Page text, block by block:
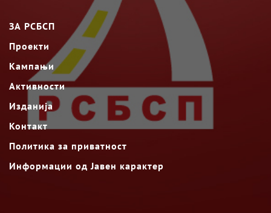
ЗА РСБСП
Проекти
Кампањи
Активности
Изданија
Контакт
Политика за приватност
Информации од Јавен карактер